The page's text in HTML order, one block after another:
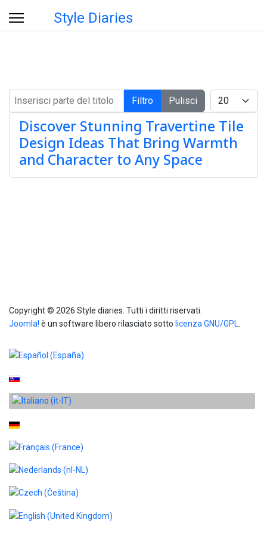
Style Diaries
Inserisci parte del titolo
Filtro Pulisci
Visualizza #
Discover Stunning Travertine Tile
Design Ideas That Bring Warmth
and Character to Any Space
Copyright © 2026 Style diaries. Tutti i diritti riservati.
Joomla! è un software libero rilasciato sotto licenza GNU/GPL.
Seleziona la tua lingua